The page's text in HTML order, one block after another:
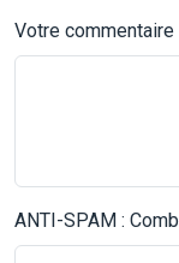
Votre commentaire
ANTI-SPAM :